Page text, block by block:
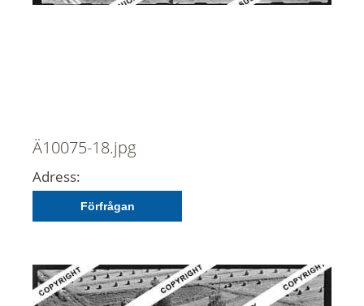
Ä10075-18.jpg
Adress:
Förfrågan